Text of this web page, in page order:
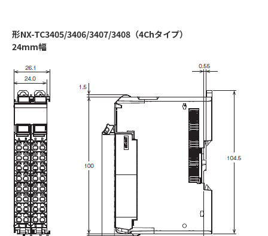
形NX-TC3405/3406/3407/3408（4Chタイプ）
24mm幅